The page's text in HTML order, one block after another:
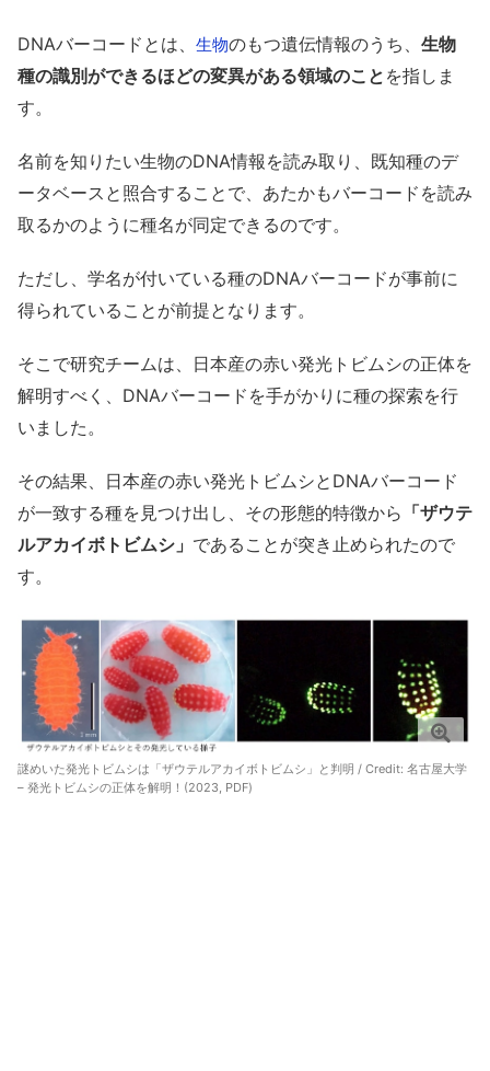
DNAバーコードとは、 生物のもつ遺伝情報のうち、 生物
種の識別ができるほどの変異がある領域のこと を指しま
す。
名前を知りたい生物のDNA情報を読み取り、既知種のデ
ータベースと照合することで、あたかもバーコードを読み
取るかのように種名が同定できるのです。
ただし、学名が付いている種のDNAバーコードが事前に
得られていることが前提となります。
そこで研究チームは、日本産の赤い発光トビムシの正体を
解明すべく、DNAバーコードを手がかりに種の探索を行
いました。
その結果、日本産の赤い発光トビムシとDNAバーコード
が一致する種を見つけ出し、その形態的特徴から 「ザウテ
ルアカイボトビムシ」 であることが突き止められたので
す。
謎めいた発光トビムシは「ザウテルアカイボトビムシ」と判明 / Credit: 名古屋大学
– 発光トビムシの正体を解明！(2023, PDF)